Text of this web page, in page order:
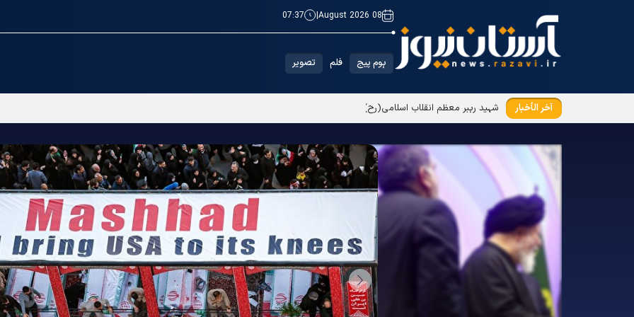
08 August 2026
|
07:37
ہوم پیج فلم تصویر
آخر الأخبار شہید رہبر معظم انقلاب اسلامی(رح) کی یاد میں حرم امام رضا(ع) میں تقریب کا انعقاد